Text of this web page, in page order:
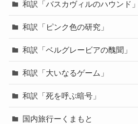
和訳「バスカヴィルのハウンド」
和訳「ピンク色の研究」
和訳「ベルグレービアの醜聞」
和訳「大いなるゲーム」
和訳「死を呼ぶ暗号」
国内旅行ーくまもと